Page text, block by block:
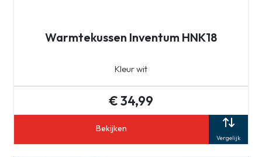
Warmtekussen Inventum HNK18
Kleur wit
€ 34,99
Bekijken
Vergelijk